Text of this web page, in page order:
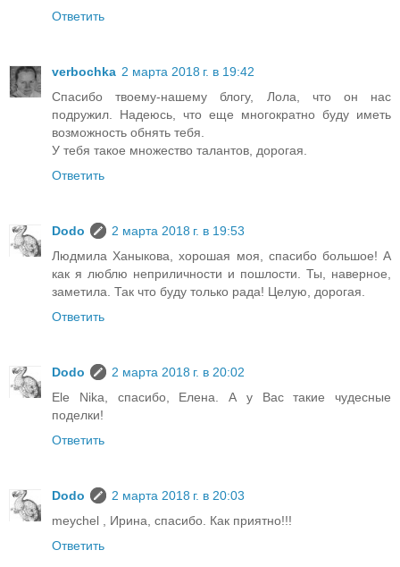
Ответить
verbochka 2 марта 2018 г. в 19:42
Спасибо твоему-нашему блогу, Лола, что он нас
подружил. Надеюсь, что еще многократно буду иметь
возможность обнять тебя.
У тебя такое множество талантов, дорогая.
Ответить
Dodo
2 марта 2018 г. в 19:53
Людмила Ханыкова, хорошая моя, спасибо большое! А
как я люблю неприличности и пошлости. Ты, наверное,
заметила. Так что буду только рада! Целую, дорогая.
Ответить
Dodo
2 марта 2018 г. в 20:02
Ele Nika, спасибо, Елена. А у Вас такие чудесные
поделки!
Ответить
Dodo
2 марта 2018 г. в 20:03
meychel , Ирина, спасибо. Как приятно!!!
Ответить